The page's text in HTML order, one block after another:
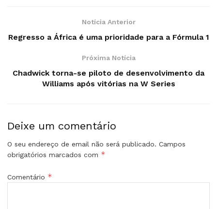
Notícia Anterior
Regresso a África é uma prioridade para a Fórmula 1
Próxima Notícia
Chadwick torna-se piloto de desenvolvimento da
Williams após vitórias na W Series
Deixe um comentário
O seu endereço de email não será publicado. Campos
obrigatórios marcados com *
Comentário *